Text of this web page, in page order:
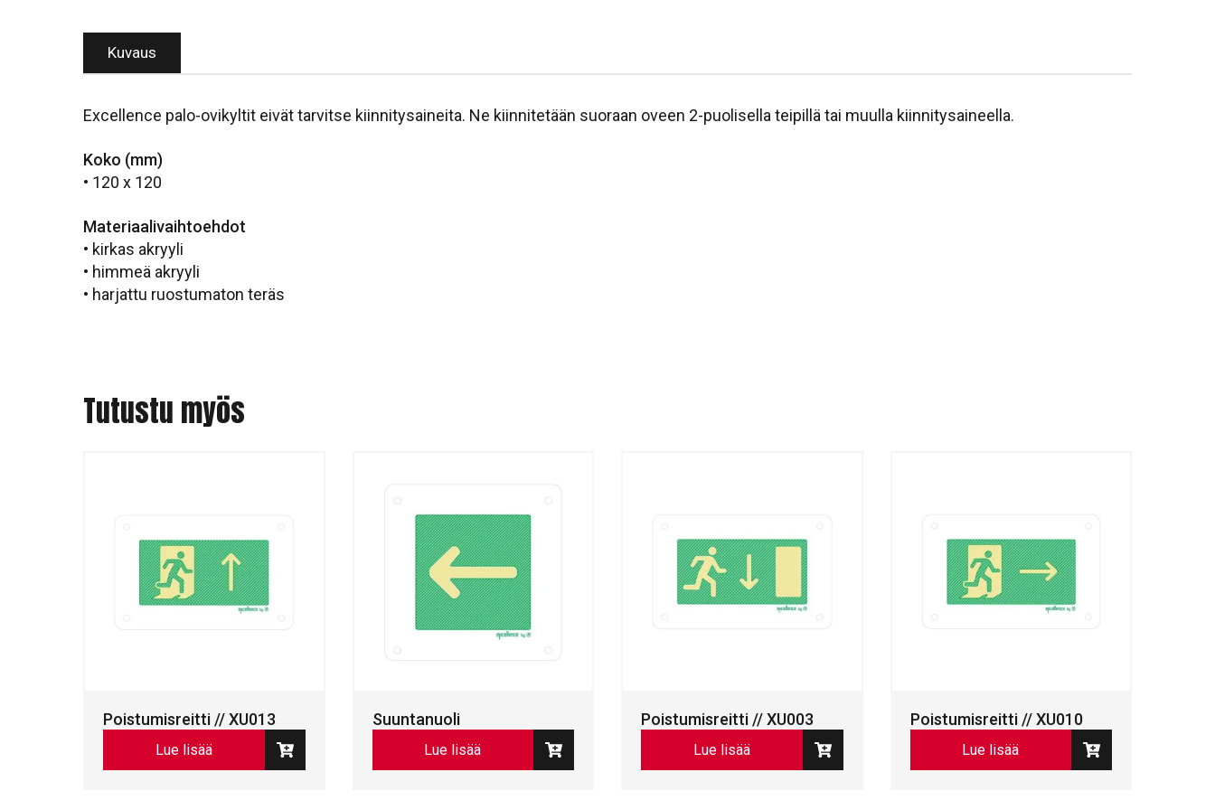
Kuvaus
Excellence palo-ovikyltit eivät tarvitse kiinnitysaineita. Ne kiinnitetään suoraan oveen 2-puolisella teipillä tai muulla kiinnitysaineella.
Koko (mm)
• 120 x 120
Materiaalivaihtoehdot
• kirkas akryyli
• himmeä akryyli
• harjattu ruostumaton teräs
Tutustu myös
Poistumisreitti // XU013
Lue lisää
Suuntanuoli
Lue lisää
Poistumisreitti // XU003
Lue lisää
Poistumisreitti // XU010
Lue lisää